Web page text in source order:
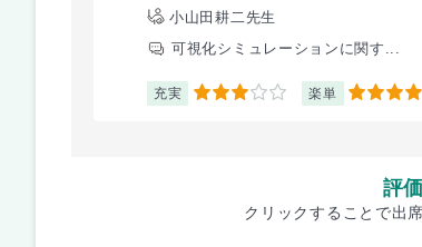
小山田耕二先生
可視化シミュレーションに関す...
充実 3 楽単 4
評
クリックすることで出